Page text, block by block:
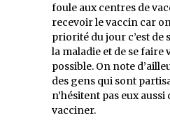
foule aux centres de
recevoir le vaccin car
priorité du jour c’est
la maladie et de se faire
possible. On note
des gens qui sont
n’hésitent pas eux aussi
vacciner.